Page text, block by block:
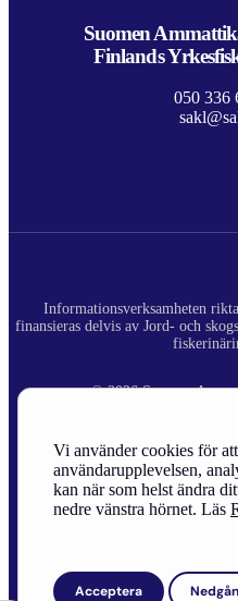
Vi använder cookies för
användarupplevelsen,
kan när som helst ändra
nedre vänstra hörnet. Läs
Acceptera
Suomen
Finlands
050 336
Informationsverksamheten
finansieras delvis av Jord- och
© 2026 Suomen
Site